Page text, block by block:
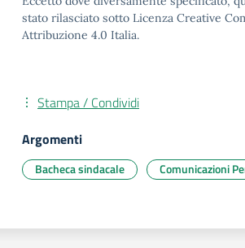
stato rilasciato sotto Licenza Creative
Attribuzione 4.0 Italia.
Stampa / Condividi
Argomenti
Bacheca sindacale Comunicazioni